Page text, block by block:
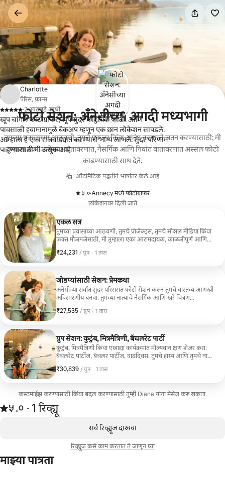
कंटेंटवर
जा
फोटो सेशन: अँनेसीच्या अगदी मध्यभागी
तुमच्या प्रवासाच्या आठवणी, तुमचे प्रकल्प किंवा आनंद कायमचे जतन करण्यासाठी; मी
तुम्हाला एका अनोख्या वातावरणात, नैसर्गिक आणि निवांत वातावरणात अस्सल फोटो
काढण्यासाठी साथ देते.
ऑटोमॅटिक पद्धतीने भाषांतर केले आहे
५.०
,
·Annecy मध्ये फोटोग्राफर
लोकेशनवर दिली जाते
एकल सत्र
तुमच्या प्रवासाच्या आठवणी, तुमचे प्रोजेक्ट्स, तुमचे सोशल मीडिया किंवा
फक्त मौजमजेसाठी, मी तुम्हाला एका आरामदायक, काळजीपूर्ण आणि
काढण्यासाठी मार्गदर्शन करेन. या अनुभवात हे समाविष्ट आहे: • 60
विशिष्ट कल्पना असल्यास, कृपया मला निःसंकोचपणे कळवा. डायना,
फोटोग्राफर
₹24,231 / ग्रुप
₹24,231, प्रति ग्रुप
, · 1 तास
जोडप्यांसाठी सेशन: प्रेमकथा
अनेसीच्या सर्वात सुंदर परिसरात फोटो सेशन करून तुमचे वास्तव्य आणखी
अविस्मरणीय बनवा. तुमच्या नात्याचे नैसर्गिक आणि खरे चित्रण
वास्तव्याच्या काळातील मौल्यवान आठवणी तुमच्या मनात कायमचा ठेवेल.
तुमच्याकडे दुसऱ्या लोकेशनसाठी एखादी विशिष्ट कल्पना असल्यास,
कृपया मला निःसंकोचपणे कळवा. डायना, फोटोग्राफर
₹27,535 / ग्रुप
₹27,535, प्रति ग्रुप
, · 1 तास
ग्रुप सेशन: कुटुंब, मित्रमैत्रिणी, बॅचलरेट पार्टी
कुटुंब, मित्रमैत्रिणी किंवा एखाद्या कार्यक्रमात मौल्यवान क्षण शेअर करा:
बॅचलरेट पार्टीज, बॅचलर पार्टीज, वाढदिवस. तुमचे हास्य आणि तुमचे नाते
अ‍ॅनेसीमध्ये एक आनंददायी फोटो सेशन. या अनुभवात हे समाविष्ट आहे: •
एखादी विशिष्ट कल्पना असल्यास, कृपया मला निःसंकोचपणे कळवा.
डायना, फोटोग्राफर
₹30,839 / ग्रुप
₹30,839, प्रति ग्रुप
, · 1 तास
कस्टमाईझ करण्यासाठी किंवा बदल करण्यासाठी तुम्ही Diana यांना मेसेज करू शकता.
1 रिव्ह्यूमधून 5 पैकी ५.० स्टार रेटिंग आहे
५.०
,
· 1 रिव्ह्यू
Charlotte
पॅरिस, फ्रान्स
,
·2 आठवडे आधी
खूप चांगले फोटोग्राफर, खूप सुंदर कौटुंबिक फोटो. आणि
पावसाळी हवामानामुळे बॅकअप म्हणून एक छान लोकेशन सापडले.
आम्हाला हे एका राजवाड्यात करण्याचे भाग्य लाभले. सुंदर परिणाम
पाहण्यासाठी मी उत्सुक आहे
सर्व रिव्ह्यूज दाखवा
रिव्ह्यूज कसे काम करतात ते जाणून घ्या
माझ्या पात्रता